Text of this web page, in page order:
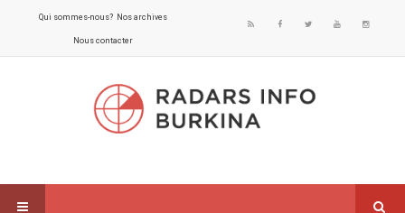
Qui sommes-nous? Nos archives
Nous contacter